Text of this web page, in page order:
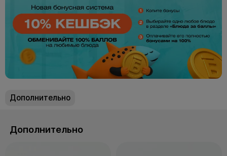
Дополнительно
Дополнительно